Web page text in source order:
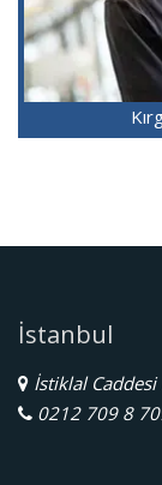
İstanbul
İstiklal
0212 709 8